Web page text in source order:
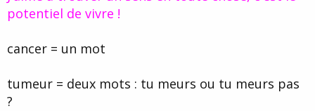
potentiel de vivre !
cancer = un mot
tumeur = deux mots : tu meurs ou tu meurs pas
?